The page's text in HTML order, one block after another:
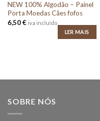
NEW 100% Algodão – Painel
Porta Moedas Cães fofos
6,50€ iva incluído
LER MAIS
SOBRE NÓS